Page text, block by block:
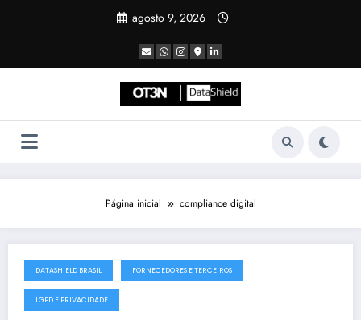
agosto 9, 2026
Página inicial compliance digital
julho 19, 2025
DATASHIELD BRASIL FORNECEDORES E TERCEIROS
LGPD E PRIVACIDADE